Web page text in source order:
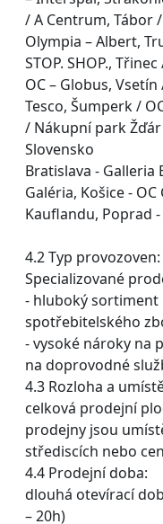
/ A Centrum, Tábor
Olympia – Albert,
STOP. SHOP.,
OC – Globus,
Tesco, Šumperk /
/ Nákupní park Žďár
Slovensko
Bratislava - Galleria
Galéria, Košice -
Kauflandu, Poprad
4.2 Typ provozoven:
Specializované
- hluboký sortiment
spotřebitelského
- vysoké nároky na
na doprovodné
4.3 Rozloha a
celková prodejní
prodejny jsou
střediscích nebo
4.4 Prodejní doba:
dlouhá otevírací
– 20h)